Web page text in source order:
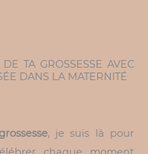
TA GROSSESSE AVEC
DANS LA MATERNITÉ
, je suis là pour